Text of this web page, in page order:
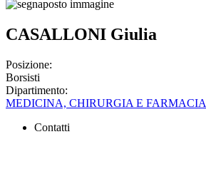
CASALLONI Giulia
Posizione:
Borsisti
Dipartimento:
MEDICINA, CHIRURGIA E FARMACIA
Contatti